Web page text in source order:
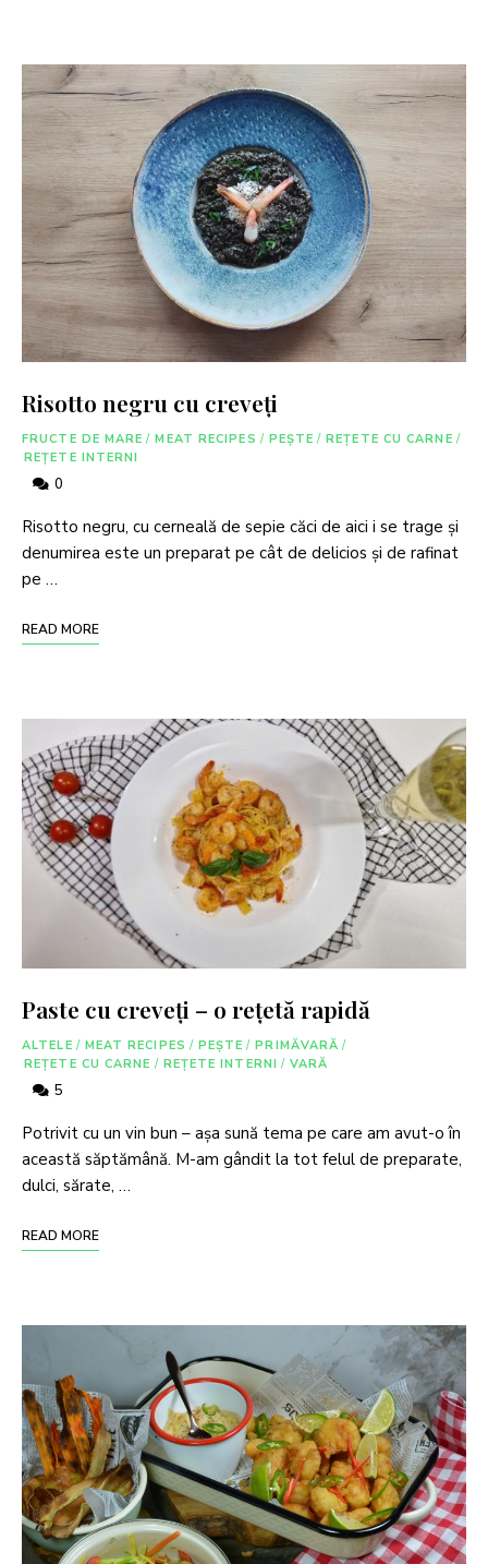
Risotto negru cu creveți
FRUCTE DE MARE / MEAT RECIPES / PEȘTE / REȚETE CU CARNE /
REȚETE INTERNI
0
Risotto negru, cu cerneală de sepie căci de aici i se trage şi
denumirea este un preparat pe cât de delicios şi de rafinat
pe …
READ MORE
Paste cu creveți – o rețetă rapidă
ALTELE / MEAT RECIPES / PEȘTE / PRIMĂVARĂ /
REȚETE CU CARNE / REȚETE INTERNI / VARĂ
5
Potrivit cu un vin bun – așa sună tema pe care am avut-o în
această săptămână. M-am gândit la tot felul de preparate,
dulci, sărate, …
READ MORE